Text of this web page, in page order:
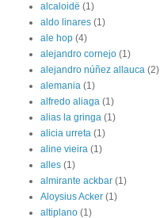
alcaloidë (1)
aldo linares (1)
ale hop (4)
alejandro cornejo (1)
alejandro núñez allauca (2)
alemania (1)
alfredo aliaga (1)
alias la gringa (1)
alicia urreta (1)
aline vieira (1)
alles (1)
almirante ackbar (1)
Aloysius Acker (1)
altiplano (1)